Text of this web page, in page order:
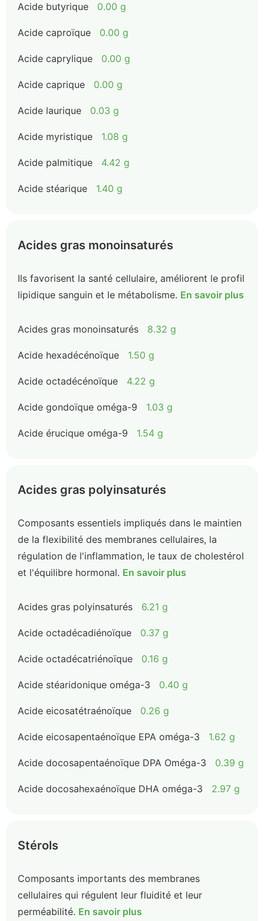
Acide butyrique 0.00 g
Acide caproïque 0.00 g
Acide caprylique 0.00 g
Acide caprique 0.00 g
Acide laurique 0.03 g
Acide myristique 1.08 g
Acide palmitique 4.42 g
Acide stéarique 1.40 g
Acides gras monoinsaturés
Ils favorisent la santé cellulaire, améliorent le profil
lipidique sanguin et le métabolisme. En savoir plus
Acides gras monoinsaturés 8.32 g
Acide hexadécénoïque 1.50 g
Acide octadécénoïque 4.22 g
Acide gondoïque oméga-9 1.03 g
Acide érucique oméga-9 1.54 g
Acides gras polyinsaturés
Composants essentiels impliqués dans le maintien
de la flexibilité des membranes cellulaires, la
régulation de l'inflammation, le taux de cholestérol
et l'équilibre hormonal. En savoir plus
Acides gras polyinsaturés 6.21 g
Acide octadécadiénoïque 0.37 g
Acide octadécatriénoïque 0.16 g
Acide stéaridonique oméga-3 0.40 g
Acide eicosatétraénoïque 0.26 g
Acide eicosapentaénoïque EPA oméga-3 1.62 g
Acide docosapentaénoïque DPA Oméga-3 0.39 g
Acide docosahexaénoïque DHA oméga-3 2.97 g
Stérols
Composants importants des membranes
cellulaires qui régulent leur fluidité et leur
perméabilité. En savoir plus